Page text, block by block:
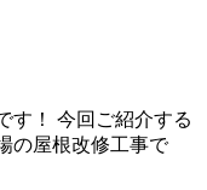
す！ 今回ご紹介する
の屋根改修工事で